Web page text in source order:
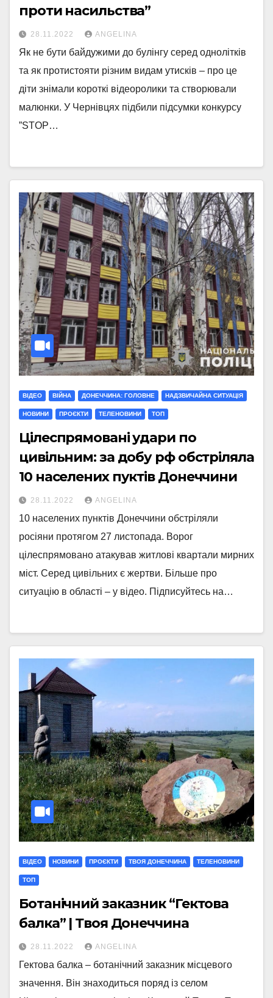
проти насильства”
28.11.2022 ANGELINA
Як не бути байдужими до булінгу серед однолітків
та як протистояти різним видам утисків – про це
діти знімали короткі відеоролики та створювали
малюнки. У Чернівцях підбили підсумки конкурсу
”STOP…
ВІДЕО ВІЙНА ДОНЕЧЧИНА: ГОЛОВНЕ НАДЗВИЧАЙНА СИТУАЦІЯ
НОВИНИ ПРОЄКТИ ТЕЛЕНОВИНИ ТОП
Цілеспрямовані удари по
цивільним: за добу рф обстріляла
10 населених пуктів Донеччини
28.11.2022 ANGELINA
10 населених пунктів Донеччини обстріляли
росіяни протягом 27 листопада. Ворог
цілеспрямовано атакував житлові квартали мирних
міст. Серед цивільних є жертви. Більше про
ситуацію в області – у відео. Підписуйтесь на…
ВІДЕО НОВИНИ ПРОЄКТИ ТВОЯ ДОНЕЧЧИНА ТЕЛЕНОВИНИ
ТОП
Ботанічний заказник “Гектова
балка” | Твоя Донеччина
28.11.2022 ANGELINA
Гектова балка – ботанічний заказник місцевого
значення. Він знаходиться поряд із селом